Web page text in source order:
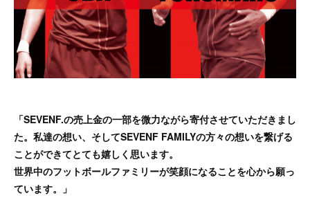
「SEVENF.の売上金の一部を微力ながら寄付させていただきまし
た。私達の想い、そしてSEVENF FAMILYの方々の想いを繋げる
ことができてとても嬉しく思います。
世界中のフットボールファミリーが笑顔になることを心から願っ
ています。」